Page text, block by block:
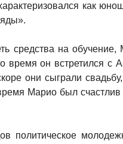
как
средства на
время он встретился с
они сыграли
Марио был
политическое